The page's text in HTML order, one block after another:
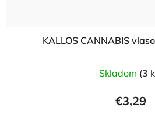
KALLOS CANNABIS
Skladom (3
€3,29